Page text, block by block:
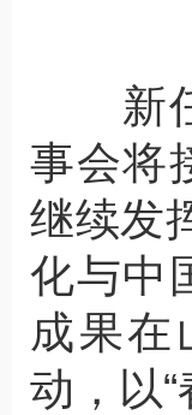
新任
事会将
继续发
化与中
成果在
动，以